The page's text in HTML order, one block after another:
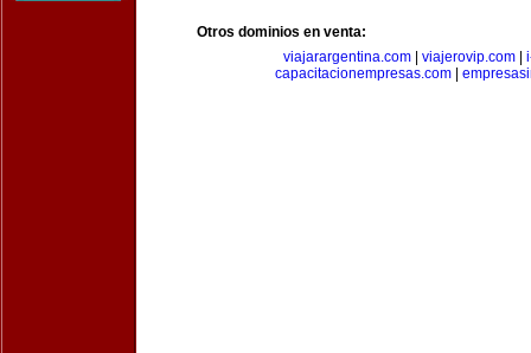
Otros dominios en venta:
viajarargentina.com| viajerovip.com|
capacitacionempresas.com